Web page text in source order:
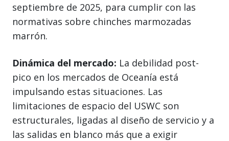
septiembre de 2025, para cumplir con las
normativas sobre chinches marmozadas
marrón.
Dinámica del mercado: La debilidad post-
pico en los mercados de Oceanía está
impulsando estas situaciones. Las
limitaciones de espacio del USWC son
estructurales, ligadas al diseño de servicio y a
las salidas en blanco más que a exigir